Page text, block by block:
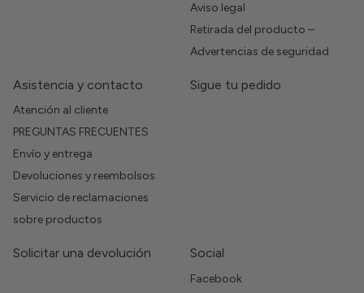
Aviso legal
Retirada del producto –
Advertencias de seguridad
Asistencia y contacto
Atención al cliente
PREGUNTAS FRECUENTES
Envío y entrega
Devoluciones y reembolsos
Servicio de reclamaciones
sobre productos
Sigue tu pedido
Solicitar una devolución Social
Facebook